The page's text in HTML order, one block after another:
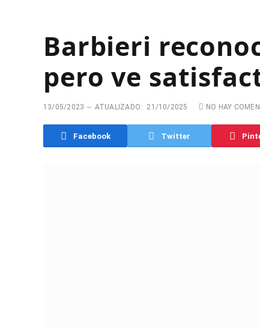
Barbieri
pero ve
13/05/2023 ATUALIZADO: 21/10/2025 NO HAY
Facebook Twitter